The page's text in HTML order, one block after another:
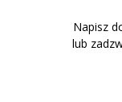
Napisz
lub